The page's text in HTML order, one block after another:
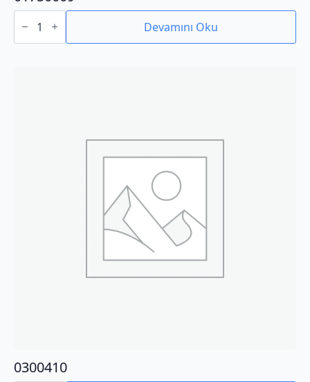
01750009
adet Devamını Oku
0300410